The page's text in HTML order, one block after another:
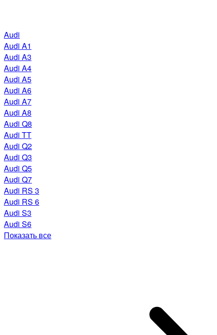
Audi
Audi A1
Audi A3
Audi A4
Audi A5
Audi A6
Audi A7
Audi A8
Audi Q8
Audi TT
Audi Q2
Audi Q3
Audi Q5
Audi Q7
Audi RS 3
Audi RS 6
Audi S3
Audi S6
Показать все